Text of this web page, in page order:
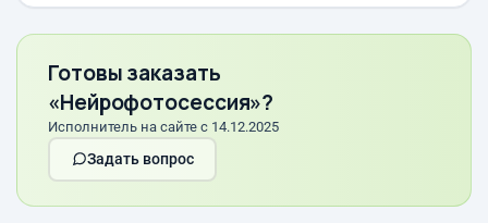
Готовы заказать
«Нейрофотосессия»?
Исполнитель на сайте с 14.12.2025
Задать вопрос